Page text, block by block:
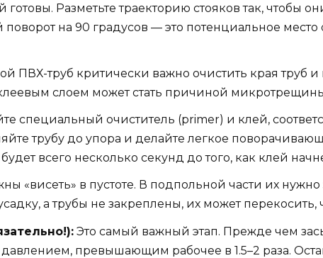
Разметьте траекторию стояков так, чтобы
на 90 градусов — это потенциальное
ПВХ-труб критически важно очистить края труб
слоем может стать причиной
специальный очиститель (primer) и клей,
трубу до упора и делайте легкое
всего несколько секунд до того, как клей
«висеть» в пустоте. В подпольной части их
а трубы не закреплены, их может
Это самый важный этап. Прежде чем
превышающим рабочее в 1.5–2 раза.